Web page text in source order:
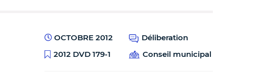
OCTOBRE 2012
Déliberation
2012 DVD 179-1
Conseil municipal